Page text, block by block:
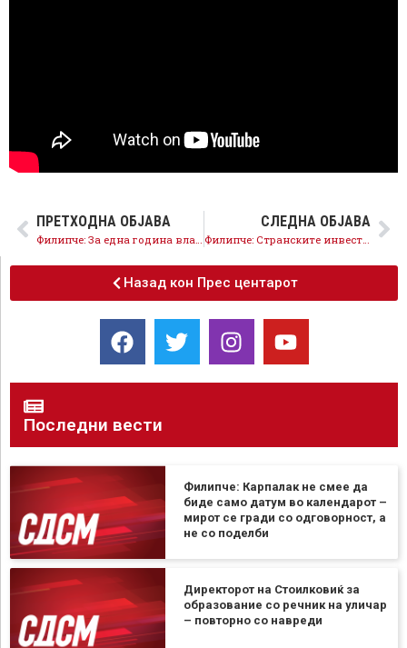
ПРЕТХОДНА ОБЈАВА
Филипче: За една година власта направи долг од 1,86 милијарди евра, рекорд во регионот
СЛЕДНА ОБЈАВА
Филипче: Странските инвестиции паднаа од 1 милијарда евра на само 75 милиони во вториот квартал
Назад кон Прес центарот
Последни вести
Филипче: Карпалак не смее да
биде само датум во календарот –
мирот се гради со одговорност, а
не со поделби
Директорот на Стоилковиќ за
образование со речник на уличар
– повторно со навреди